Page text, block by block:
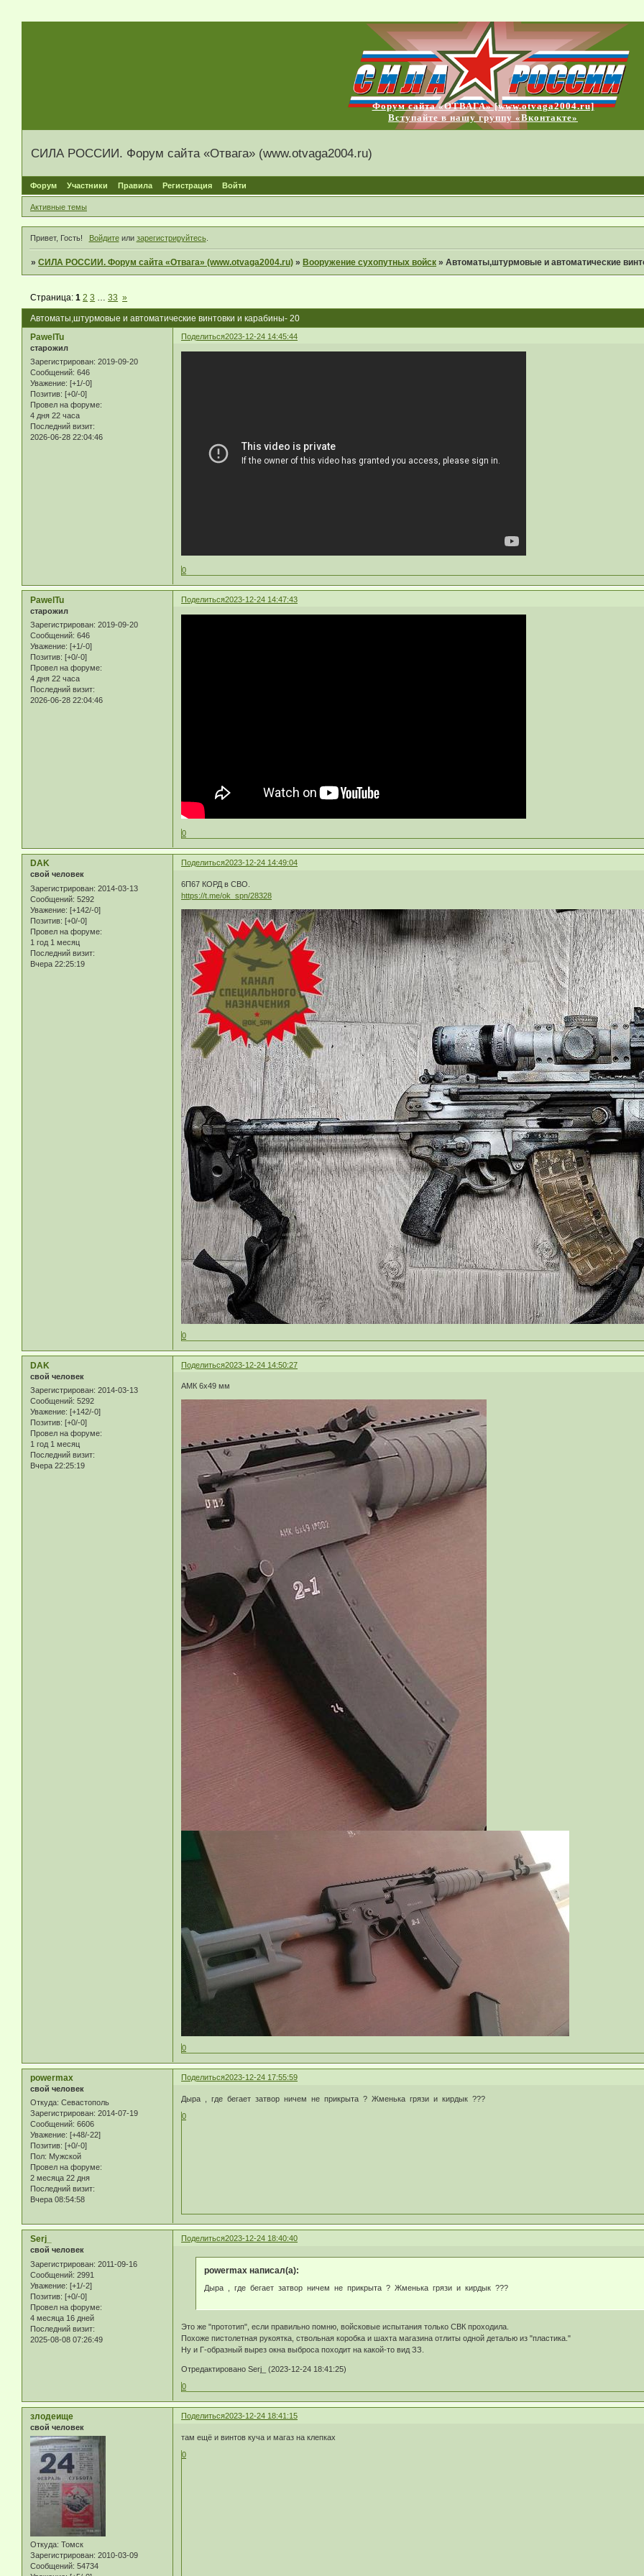
Форум сайта «ОТВАГА» [www.otvaga2004.ru]
Вступайте в нашу группу «Вконтакте»
СИЛА РОССИИ. Форум сайта «Отвага» (www.otvaga2004.ru)
Форум Участники Правила Регистрация Войти
Активные темы
Привет, Гость! Войдитеили зарегистрируйтесь.
»СИЛА РОССИИ. Форум сайта «Отвага» (www.otvaga2004.ru) » Вооружение сухопутных войск »Автоматы,штурмовые и автоматические
Автоматы,штурмовые и автоматические винтовки и карабины- 20
Страница:1 2 3 33 »
Поделиться2023-12-24 14:45:44
PawelTu
старожил
Зарегистрирован: 2019-09-20
Сообщений: 646
Уважение: [+1/-0]
Позитив: [+0/-0]
Провел на форуме:
4 дня 22 часа
Последний визит:
2026-06-28 22:04:46
0
Поделиться2023-12-24 14:47:43
PawelTu
старожил
Зарегистрирован: 2019-09-20
Сообщений: 646
Уважение: [+1/-0]
Позитив: [+0/-0]
Провел на форуме:
4 дня 22 часа
Последний визит:
2026-06-28 22:04:46
0
Поделиться2023-12-24 14:49:04
DAK
свой человек
Зарегистрирован: 2014-03-13
Сообщений: 5292
Уважение: [+142/-0]
Позитив: [+0/-0]
Провел на форуме:
1 год 1 месяц
Последний визит:
Вчера 22:25:19
6П67 КОРД в СВО.
https://t.me/ok_spn/28328
0
Поделиться2023-12-24 14:50:27
DAK
свой человек
Зарегистрирован: 2014-03-13
Сообщений: 5292
Уважение: [+142/-0]
Позитив: [+0/-0]
Провел на форуме:
1 год 1 месяц
Последний визит:
Вчера 22:25:19
АМК 6х49 мм
0
Поделиться2023-12-24 17:55:59
powermax
свой человек
Откуда: Севастополь
Зарегистрирован: 2014-07-19
Сообщений: 6606
Уважение: [+48/-22]
Позитив: [+0/-0]
Пол: Мужской
Провел на форуме:
2 месяца 22 дня
Последний визит:
Вчера 08:54:58
Дыра , где бегает затвор ничем не прикрыта ? Жменька грязи и кирдык ???
0
Поделиться2023-12-24 18:40:40
Serj_
свой человек
Зарегистрирован: 2011-09-16
Сообщений: 2991
Уважение: [+1/-2]
Позитив: [+0/-0]
Провел на форуме:
4 месяца 16 дней
Последний визит:
2025-08-08 07:26:49
powermax написал(а):
Дыра , где бегает затвор ничем не прикрыта ? Жменька грязи и кирдык ???
Это же "прототип", если правильно помню, войсковые испытания только СВК проходила.
Похоже пистолетная рукоятка, ствольная коробка и шахта магазина отлиты одной деталью из "пластика."
Ну и Г-образный вырез окна выброса походит на какой-то вид ЗЗ.
Отредактировано Serj_ (2023-12-24 18:41:25)
0
Поделиться2023-12-24 18:41:15
злодеище
свой человек
Откуда: Томск
Зарегистрирован: 2010-03-09
Сообщений: 54734
там ещё и винтов куча и магаз на клепках
0